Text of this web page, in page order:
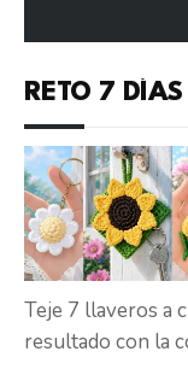
RETO 7
Teje 7 llaveros a
resultado con la